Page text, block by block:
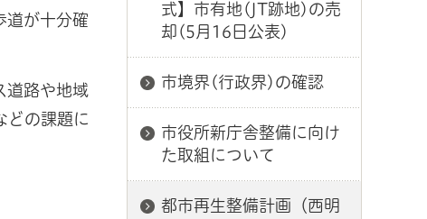
道が十分確
道路や地域
どの課題に
式】市有地(JT跡地)の売
却(5月16日公表)
市境界(行政界)の確認
市役所新庁舎整備に向け
た取組について
都市再生整備計画（西明